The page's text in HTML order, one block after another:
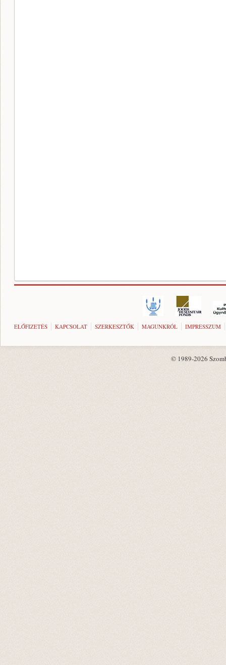
ELŐFIZETÉS KAPCSOLAT SZERKESZTŐK MAGUNKRÓL IMPRESSZUM
© 1989-2026